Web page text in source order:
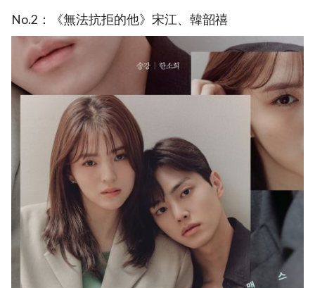
No.2：《無法抗拒的他》宋江、韓韶禧